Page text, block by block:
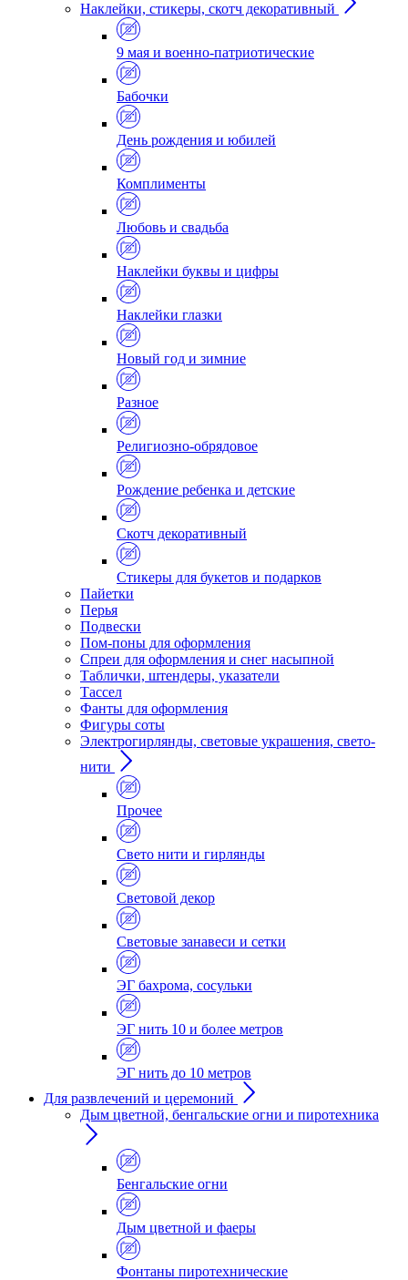
Наклейки, стикеры, скотч декоративный
9 мая и военно-патриотические
Бабочки
День рождения и юбилей
Комплименты
Любовь и свадьба
Наклейки буквы и цифры
Наклейки глазки
Новый год и зимние
Разное
Религиозно-обрядовое
Рождение ребенка и детские
Скотч декоративный
Стикеры для букетов и подарков
Пайетки
Перья
Подвески
Пом-поны для оформления
Спреи для оформления и снег насыпной
Таблички, штендеры, указатели
Тассел
Фанты для оформления
Фигуры соты
Электрогирлянды, световые украшения, свето-
нити
Прочее
Свето нити и гирлянды
Световой декор
Световые занавеси и сетки
ЭГ бахрома, сосульки
ЭГ нить 10 и более метров
ЭГ нить до 10 метров
Для развлечений и церемоний
Дым цветной, бенгальские огни и пиротехника
Бенгальские огни
Дым цветной и фаеры
Фонтаны пиротехнические